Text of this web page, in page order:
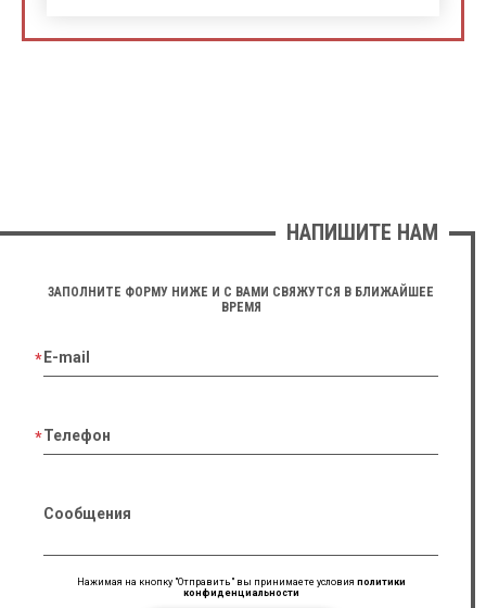
НАПИШИТЕ НАМ
ЗАПОЛНИТЕ ФОРМУ НИЖЕ И С ВАМИ СВЯЖУТСЯ В БЛИЖАЙШЕЕ
ВРЕМЯ
E-mail
Телефон
Сообщения
Нажимая на кнопку "Отправить" вы принимаете условия политики
конфиденциальности